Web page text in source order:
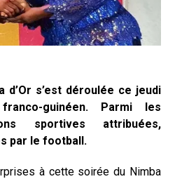
d’Or s’est déroulée ce jeudi
guinéen. Parmi les
sportives attribuées,
par le football.
à cette soirée du Nimba